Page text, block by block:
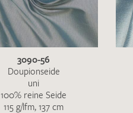
3090-56
Doupionseide
uni
100% reine Seide
115 g/lfm, 137 cm